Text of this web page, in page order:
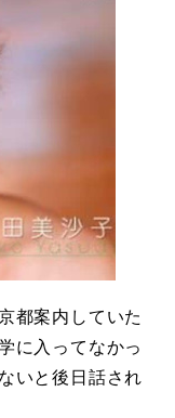
都案内していた
に入ってなかっ
いと後日話され